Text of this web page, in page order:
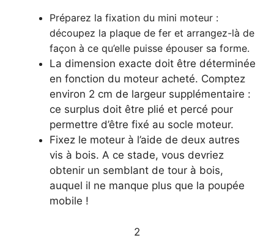
Préparez la fixation du mini moteur :
découpez la plaque de fer et arrangez-là de
façon à ce qu’elle puisse épouser sa forme.
La dimension exacte doit être déterminée
en fonction du moteur acheté. Comptez
environ 2 cm de largeur supplémentaire :
ce surplus doit être plié et percé pour
permettre d’être fixé au socle moteur.
Fixez le moteur à l’aide de deux autres
vis à bois. A ce stade, vous devriez
obtenir un semblant de tour à bois,
auquel il ne manque plus que la poupée
mobile !
​2